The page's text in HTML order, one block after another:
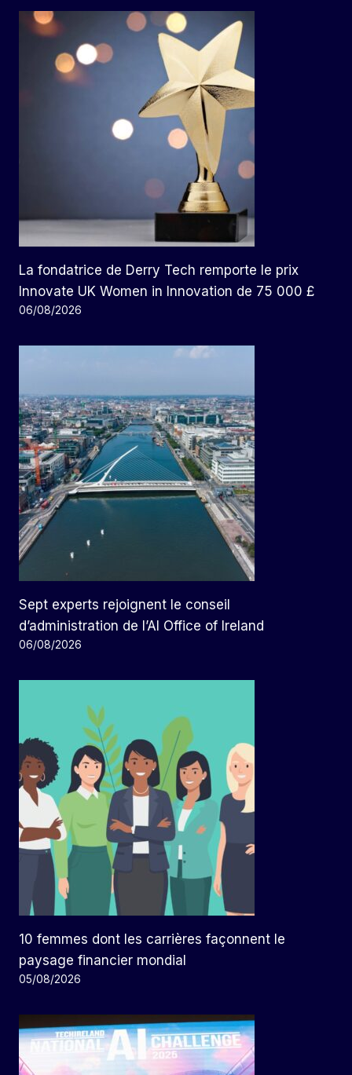
La fondatrice de Derry Tech remporte le prix
Innovate UK Women in Innovation de 75 000 £
06/08/2026
Sept experts rejoignent le conseil
d’administration de l’AI Office of Ireland
06/08/2026
10 femmes dont les carrières façonnent le
paysage financier mondial
05/08/2026